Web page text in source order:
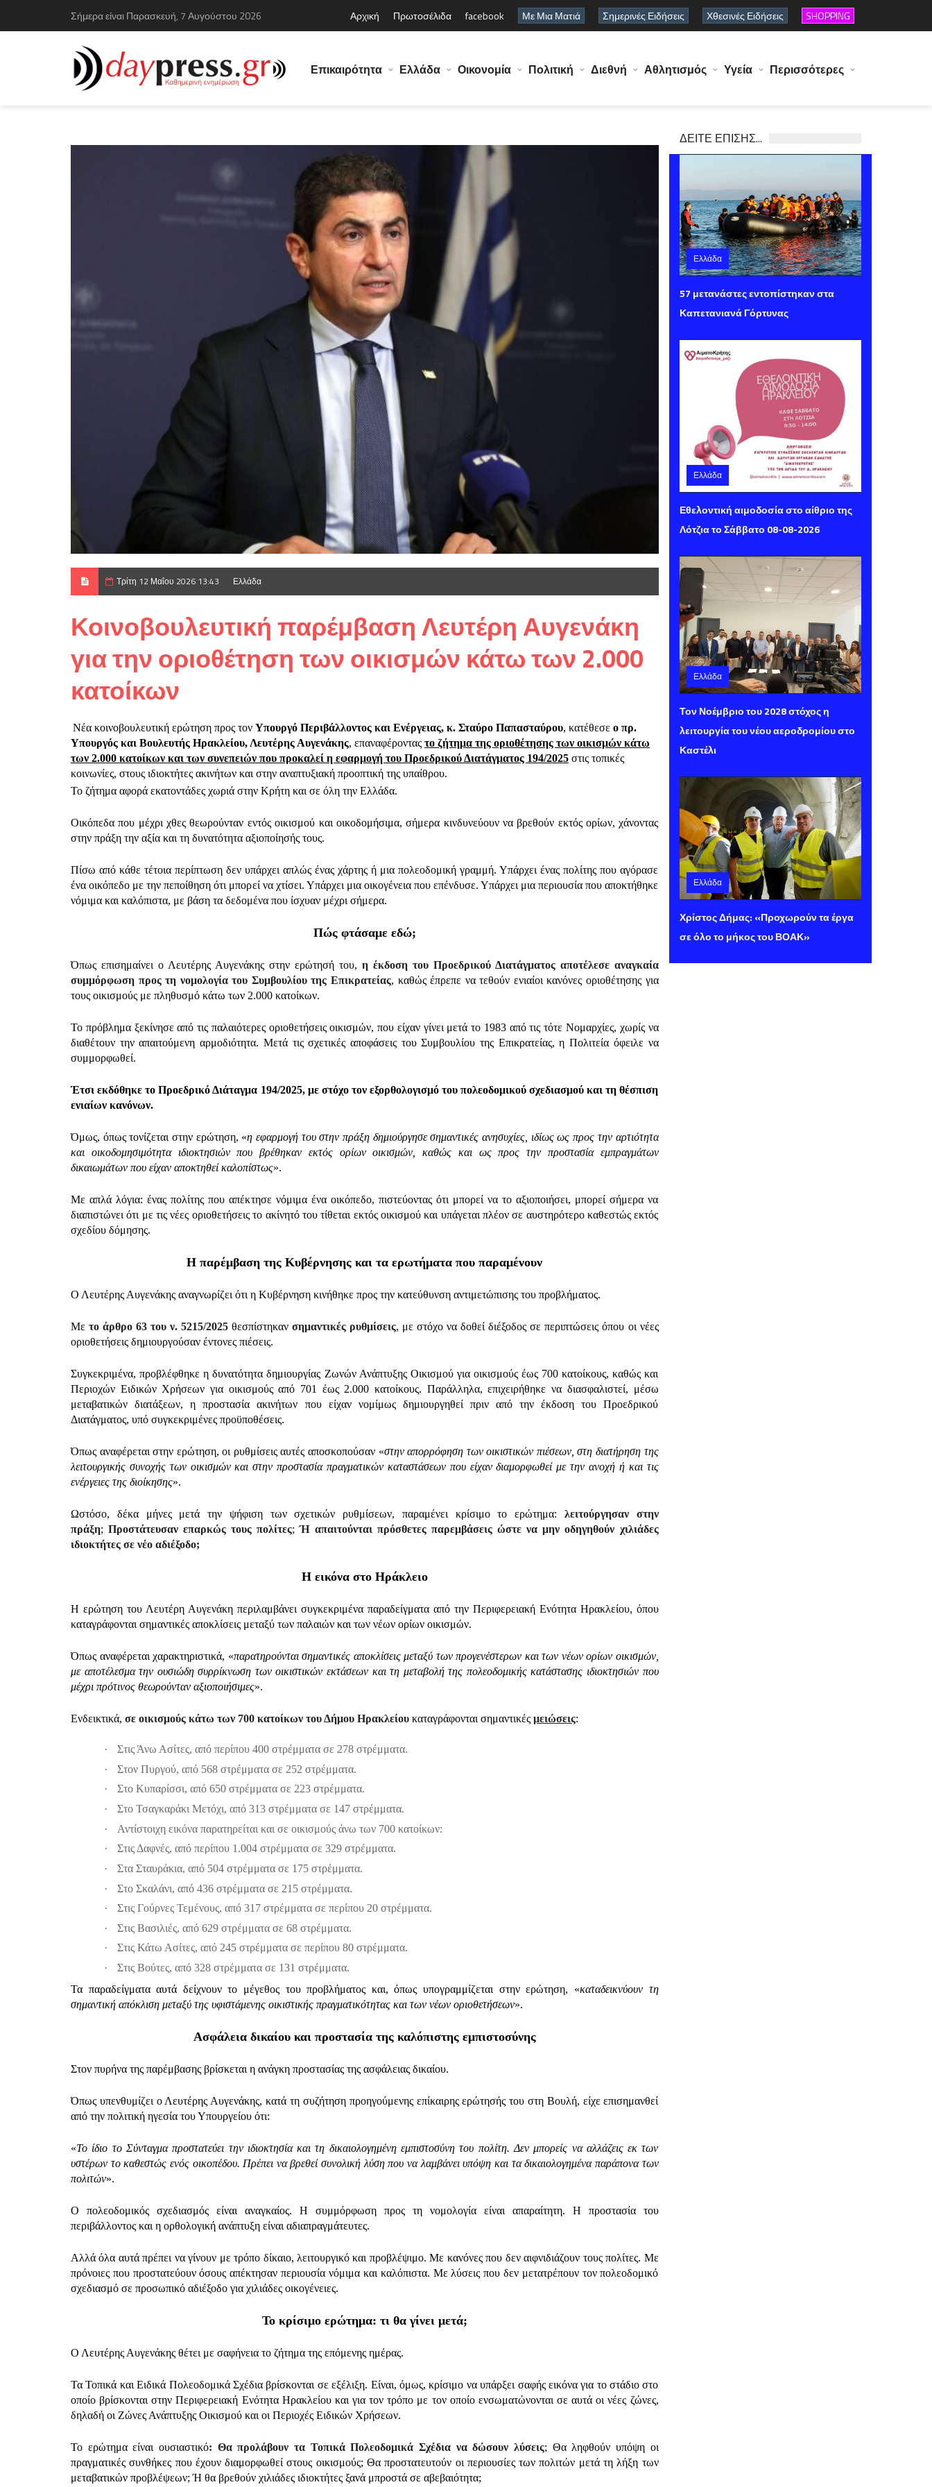
Σήμερα είναι Παρασκευή, 7 Αυγούστου 2026 Αρχική Πρωτοσέλιδα facebook Με Μια Ματιά Σημερινές Ειδήσεις Χθεσινές Ειδήσεις SHOPPING
Επικαιρότητα Ελλάδα Οικονομία Πολιτική Διεθνή Αθλητισμός Υγεία Περισσότερες
Τρίτη 12 Μαΐου 2026 13:43 Ελλάδα
Κοινοβουλευτική παρέμβαση Λευτέρη Αυγενάκη
για την οριοθέτηση των οικισμών κάτω των 2.000
κατοίκων
Νέα κοινοβουλευτική ερώτηση προς τον Υπουργό Περιβάλλοντος και Ενέργειας, κ. Σταύρο Παπασταύρου, κατέθεσε ο πρ.
Υπουργός και Βουλευτής Ηρακλείου, Λευτέρης Αυγενάκης, επαναφέροντας το ζήτημα της οριοθέτησης των οικισμών κάτω
των 2.000 κατοίκων και των συνεπειών που προκαλεί η εφαρμογή του Προεδρικού Διατάγματος 194/2025 στις τοπικές
κοινωνίες, στους ιδιοκτήτες ακινήτων και στην αναπτυξιακή προοπτική της υπαίθρου.
Το ζήτημα αφορά εκατοντάδες χωριά στην Κρήτη και σε όλη την Ελλάδα.
Οικόπεδα που μέχρι χθες θεωρούνταν εντός οικισμού και οικοδομήσιμα, σήμερα κινδυνεύουν να βρεθούν εκτός ορίων, χάνοντας
στην πράξη την αξία και τη δυνατότητα αξιοποίησής τους.
Πίσω από κάθε τέτοια περίπτωση δεν υπάρχει απλώς ένας χάρτης ή μια πολεοδομική γραμμή. Υπάρχει ένας πολίτης που αγόρασε
ένα οικόπεδο με την πεποίθηση ότι μπορεί να χτίσει. Υπάρχει μια οικογένεια που επένδυσε. Υπάρχει μια περιουσία που αποκτήθηκε
νόμιμα και καλόπιστα, με βάση τα δεδομένα που ίσχυαν μέχρι σήμερα.
Πώς φτάσαμε εδώ;
Όπως επισημαίνει ο Λευτέρης Αυγενάκης στην ερώτησή του, η έκδοση του Προεδρικού Διατάγματος αποτέλεσε αναγκαία
συμμόρφωση προς τη νομολογία του Συμβουλίου της Επικρατείας, καθώς έπρεπε να τεθούν ενιαίοι κανόνες οριοθέτησης για
τους οικισμούς με πληθυσμό κάτω των 2.000 κατοίκων.
Το πρόβλημα ξεκίνησε από τις παλαιότερες οριοθετήσεις οικισμών, που είχαν γίνει μετά το 1983 από τις τότε Νομαρχίες, χωρίς να
διαθέτουν την απαιτούμενη αρμοδιότητα. Μετά τις σχετικές αποφάσεις του Συμβουλίου της Επικρατείας, η Πολιτεία όφειλε να
συμμορφωθεί.
Έτσι εκδόθηκε το Προεδρικό Διάταγμα 194/2025, με στόχο τον εξορθολογισμό του πολεοδομικού σχεδιασμού και τη θέσπιση
ενιαίων κανόνων.
Όμως, όπως τονίζεται στην ερώτηση, «η εφαρμογή του στην πράξη δημιούργησε σημαντικές ανησυχίες, ιδίως ως προς την αρτιότητα
και οικοδομησιμότητα ιδιοκτησιών που βρέθηκαν εκτός ορίων οικισμών, καθώς και ως προς την προστασία εμπραγμάτων
δικαιωμάτων που είχαν αποκτηθεί καλοπίστως».
Με απλά λόγια: ένας πολίτης που απέκτησε νόμιμα ένα οικόπεδο, πιστεύοντας ότι μπορεί να το αξιοποιήσει, μπορεί σήμερα να
διαπιστώνει ότι με τις νέες οριοθετήσεις το ακίνητό του τίθεται εκτός οικισμού και υπάγεται πλέον σε αυστηρότερο καθεστώς εκτός
σχεδίου δόμησης.
Η παρέμβαση της Κυβέρνησης και τα ερωτήματα που παραμένουν
Ο Λευτέρης Αυγενάκης αναγνωρίζει ότι η Κυβέρνηση κινήθηκε προς την κατεύθυνση αντιμετώπισης του προβλήματος.
Μετο άρθρο 63 του ν. 5215/2025 θεσπίστηκανσημαντικές ρυθμίσεις, με στόχο να δοθεί διέξοδος σε περιπτώσεις όπου οι νέες
οριοθετήσεις δημιουργούσαν έντονες πιέσεις.
Συγκεκριμένα, προβλέφθηκε η δυνατότητα δημιουργίας Ζωνών Ανάπτυξης Οικισμού για οικισμούς έως 700 κατοίκους, καθώς και
Περιοχών Ειδικών Χρήσεων για οικισμούς από 701 έως 2.000 κατοίκους. Παράλληλα, επιχειρήθηκε να διασφαλιστεί, μέσω
μεταβατικών διατάξεων, η προστασία ακινήτων που είχαν νομίμως δημιουργηθεί πριν από την έκδοση του Προεδρικού
Διατάγματος, υπό συγκεκριμένες προϋποθέσεις.
Όπως αναφέρεται στην ερώτηση, οι ρυθμίσεις αυτές αποσκοπούσαν «στην απορρόφηση των οικιστικών πιέσεων, στη διατήρηση της
λειτουργικής συνοχής των οικισμών και στην προστασία πραγματικών καταστάσεων που είχαν διαμορφωθεί με την ανοχή ή και τις
ενέργειες της διοίκησης».
Ωστόσο, δέκα μήνες μετά την ψήφιση των σχετικών ρυθμίσεων, παραμένει κρίσιμο το ερώτημα: λειτούργησαν στην
πράξη;Προστάτευσαν επαρκώς τους πολίτες;Ή απαιτούνται πρόσθετες παρεμβάσεις ώστε να μην οδηγηθούν χιλιάδες
ιδιοκτήτες σε νέο αδιέξοδο;
Η εικόνα στο Ηράκλειο
Η ερώτηση του Λευτέρη Αυγενάκη περιλαμβάνει συγκεκριμένα παραδείγματα από την Περιφερειακή Ενότητα Ηρακλείου, όπου
καταγράφονται σημαντικές αποκλίσεις μεταξύ των παλαιών και των νέων ορίων οικισμών.
Όπως αναφέρεται χαρακτηριστικά, «παρατηρούνται σημαντικές αποκλίσεις μεταξύ των προγενέστερων και των νέων ορίων οικισμών,
με αποτέλεσμα την ουσιώδη συρρίκνωση των οικιστικών εκτάσεων και τη μεταβολή της πολεοδομικής κατάστασης ιδιοκτησιών που
μέχρι πρότινος θεωρούνταν αξιοποιήσιμες».
Ενδεικτικά, σε οικισμούς κάτω των 700 κατοίκων του Δήμου Ηρακλείου καταγράφονται σημαντικές μειώσεις:
·
Στις Άνω Ασίτες, από περίπου 400 στρέμματα σε 278 στρέμματα.
·
Στον Πυργού, από 568 στρέμματα σε 252 στρέμματα.
·
Στο Κυπαρίσσι, από 650 στρέμματα σε 223 στρέμματα.
·
Στο Τσαγκαράκι Μετόχι, από 313 στρέμματα σε 147 στρέμματα.
·
Αντίστοιχη εικόνα παρατηρείται και σε οικισμούς άνω των 700 κατοίκων:
·
Στις Δαφνές, από περίπου 1.004 στρέμματα σε 329 στρέμματα.
·
Στα Σταυράκια, από 504 στρέμματα σε 175 στρέμματα.
·
Στο Σκαλάνι, από 436 στρέμματα σε 215 στρέμματα.
·
Στις Γούρνες Τεμένους, από 317 στρέμματα σε περίπου 20 στρέμματα.
·
Στις Βασιλιές, από 629 στρέμματα σε 68 στρέμματα.
·
Στις Κάτω Ασίτες, από 245 στρέμματα σε περίπου 80 στρέμματα.
·
Στις Βούτες, από 328 στρέμματα σε 131 στρέμματα.
Τα παραδείγματα αυτά δείχνουν το μέγεθος του προβλήματος και, όπως υπογραμμίζεται στην ερώτηση, «καταδεικνύουν τη
σημαντική απόκλιση μεταξύ της υφιστάμενης οικιστικής πραγματικότητας και των νέων οριοθετήσεων».
Ασφάλεια δικαίου και προστασία της καλόπιστης εμπιστοσύνης
Στον πυρήνα της παρέμβασης βρίσκεται η ανάγκη προστασίας της ασφάλειας δικαίου.
Όπως υπενθυμίζει ο Λευτέρης Αυγενάκης, κατά τη συζήτηση προηγούμενης επίκαιρης ερώτησής του στη Βουλή, είχε επισημανθεί
από την πολιτική ηγεσία του Υπουργείου ότι:
«Το ίδιο το Σύνταγμα προστατεύει την ιδιοκτησία και τη δικαιολογημένη εμπιστοσύνη του πολίτη. Δεν μπορείς να αλλάζεις εκ των
υστέρων το καθεστώς ενός οικοπέδου. Πρέπει να βρεθεί συνολική λύση που να λαμβάνει υπόψη και τα δικαιολογημένα παράπονα των
πολιτών».
Ο πολεοδομικός σχεδιασμός είναι αναγκαίος. Η συμμόρφωση προς τη νομολογία είναι απαραίτητη. Η προστασία του
περιβάλλοντος και η ορθολογική ανάπτυξη είναι αδιαπραγμάτευτες.
Αλλά όλα αυτά πρέπει να γίνουν με τρόπο δίκαιο, λειτουργικό και προβλέψιμο. Με κανόνες που δεν αιφνιδιάζουν τους πολίτες. Με
πρόνοιες που προστατεύουν όσους απέκτησαν περιουσία νόμιμα και καλόπιστα. Με λύσεις που δεν μετατρέπουν τον πολεοδομικό
σχεδιασμό σε προσωπικό αδιέξοδο για χιλιάδες οικογένειες.
Το κρίσιμο ερώτημα: τι θα γίνει μετά;
Ο Λευτέρης Αυγενάκης θέτει με σαφήνεια το ζήτημα της επόμενης ημέρας.
Τα Τοπικά και Ειδικά Πολεοδομικά Σχέδια βρίσκονται σε εξέλιξη. Είναι, όμως, κρίσιμο να υπάρξει σαφής εικόνα για το στάδιο στο
οποίο βρίσκονται στην Περιφερειακή Ενότητα Ηρακλείου και για τον τρόπο με τον οποίο ενσωματώνονται σε αυτά οι νέες ζώνες,
δηλαδή οι Ζώνες Ανάπτυξης Οικισμού και οι Περιοχές Ειδικών Χρήσεων.
Το ερώτημα είναι ουσιαστικό: Θα προλάβουν τα Τοπικά Πολεοδομικά Σχέδια να δώσουν λύσεις; Θα ληφθούν υπόψη οι
πραγματικές συνθήκες που έχουν διαμορφωθεί στους οικισμούς; Θα προστατευτούν οι περιουσίες των πολιτών μετά τη λήξη των
μεταβατικών προβλέψεων; Ή θα βρεθούν χιλιάδες ιδιοκτήτες ξανά μπροστά σε αβεβαιότητα;
ΔΕΙΤΕ ΕΠΙΣΗΣ...
Ελλάδα
Παρασκευή 07 Αυγούστου 2026 15:40
57 μετανάστες εντοπίστηκαν στα
Καπετανιανά Γόρτυνας
Ελλάδα
Παρασκευή 07 Αυγούστου 2026 14:16
Εθελοντική αιμοδοσία στο αίθριο της
Λότζια το Σάββατο 08-08-2026
Ελλάδα
Παρασκευή 07 Αυγούστου 2026 14:00
Τον Νοέμβριο του 2028 στόχος η
λειτουργία του νέου αεροδρομίου στο
Καστέλι
Ελλάδα
Παρασκευή 07 Αυγούστου 2026 13:40
Χρίστος Δήμας: «Προχωρούν τα έργα
σε όλο το μήκος του ΒΟΑΚ»